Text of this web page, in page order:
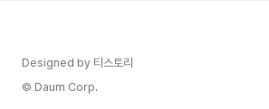
Designed by 티스토리
© Daum Corp.